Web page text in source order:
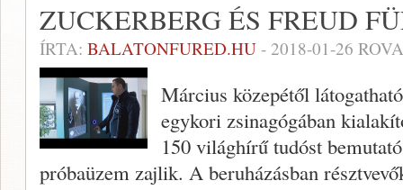
ZUCKERBERG ÉS FREUD
ÍRTA: BALATONFURED.HU - 2018-01-26
Március közepétől
egykori zsinagógában
150 világhírű tudóst
próbaüzem zajlik. A beruházásban